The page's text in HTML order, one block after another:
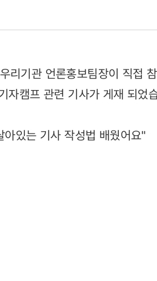
기관 언론홍보팀장이 직접
자캠프 관련 기사가 게재 되었
있는 기사 작성법 배웠어요"